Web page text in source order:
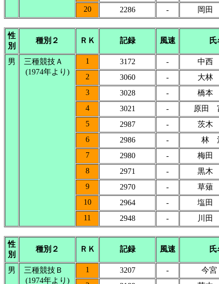
20
2286 - 岡田
性
別
種別２ ＲＫ 記録 風速
男
三種競技Ａ
(1974年より)
1 3172 -
中西
2
3060 -
大林
3
3028 -
橋本
4
3021 -
原田
5
2987 -
茨木
6
2986 -
林
7
2980 -
梅田
8
2971 -
黒木
9
2970 -
草薙
10
2964 -
塩田
11
2948 - 川田
性
別
種別２ ＲＫ 記録 風速
男
三種競技Ｂ
(1974年より)
1 3207 -
今